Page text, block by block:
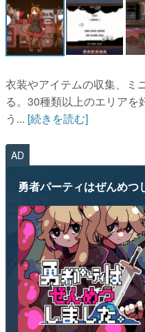
その他
電ファミニコゲーマーとは？
運営：株式会社マレ
衣装やアイテムの収集、ミ
る。30種類以上のエリアを
う... [続きを読む]
AD
勇者パーティはぜんめつ